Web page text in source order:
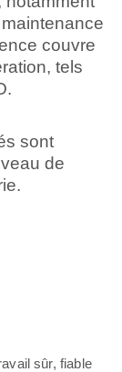
couvre
tels
sont
de
sûr, fiable